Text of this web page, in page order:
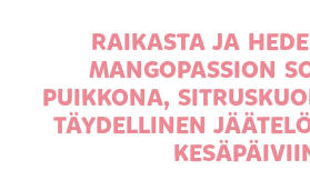
RAIKASTA JA
MANGOPASSION
PUIKKONA,
TÄYDELLINEN